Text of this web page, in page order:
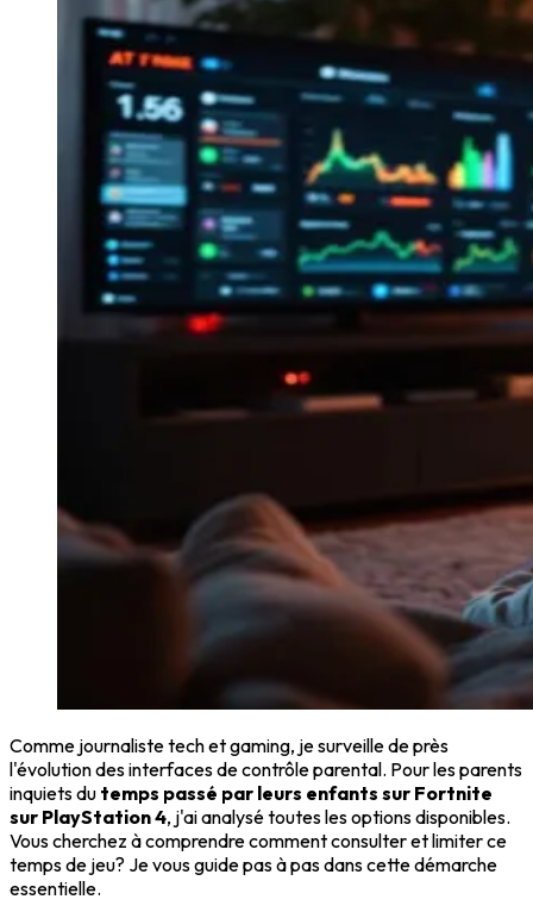
Comme journaliste tech et gaming, je surveille de près
l'évolution des interfaces de contrôle parental. Pour les parents
inquiets du temps passé par leurs enfants sur Fortnite
sur PlayStation 4, j'ai analysé toutes les options disponibles.
Vous cherchez à comprendre comment consulter et limiter ce
temps de jeu? Je vous guide pas à pas dans cette démarche
essentielle.